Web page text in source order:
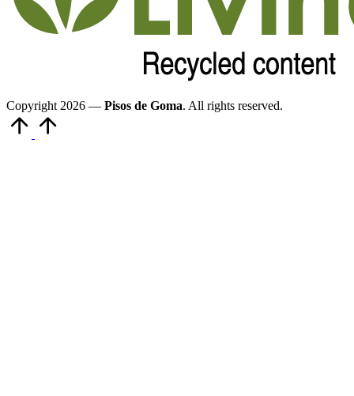
Copyright 2026 — Pisos de Goma. All rights reserved.